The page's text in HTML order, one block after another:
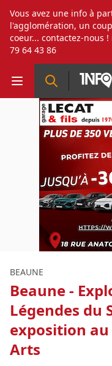
Vous avez une info à
l'agglomération, un
coeur... contactez-nous !
79 64 43 86
BEAUNE
Beaune -
Légendes du
exposition au
Arts